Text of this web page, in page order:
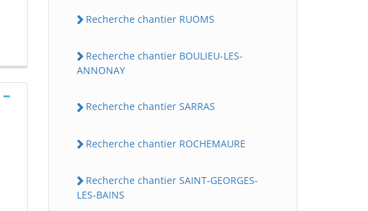
Recherche chantier RUOMS
Recherche chantier BOULIEU-LES-
ANNONAY
Recherche chantier SARRAS
Recherche chantier ROCHEMAURE
Recherche chantier SAINT-GEORGES-
LES-BAINS